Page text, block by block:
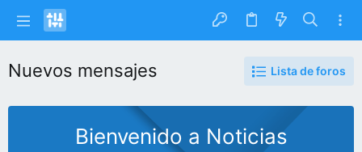
Nuevos mensajes Lista de foros
Bienvenido a Noticias